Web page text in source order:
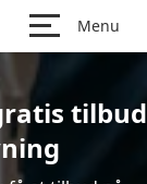
Menu
tilbud